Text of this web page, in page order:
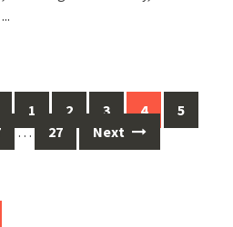
...
1 2 3 4
5
… 27 Next